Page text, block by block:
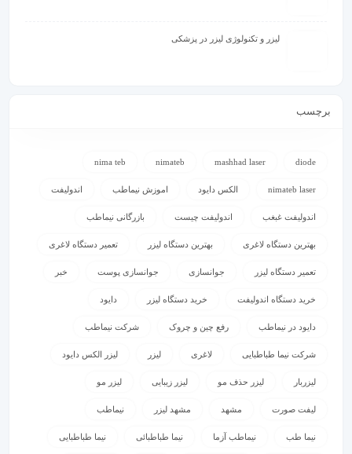
لیزر و تکنولوژی لیزر در پزشکی
برچسب
diode
mashhad laser
nimateb
nima teb
nimateb laser الکس دایود اموزش نیماطب اندولیفت
اندولیفت غبغب اندولیفت چیست بازرگانی نیماطب
بهترین دستگاه لاغری بهترین دستگاه لیزر تعمیر دستگاه لاغری
تعمیر دستگاه لیزر جوانسازی جوانسازی پوست خبر
خرید دستگاه اندولیفت خرید دستگاه لیزر دایود
دایود در نیماطب رفع چین و چروک شرکت نیماطب
شرکت نیما طباطبایی لاغری لیزر لیزر الکس دایود
لیزربار لیزر حذف مو لیزر زیبایی لیزر مو
لیفت صورت مشهد مشهد لیزر نیماطب
نیما طب نیماطب آزما نیما طباطبائی نیما طباطبایی